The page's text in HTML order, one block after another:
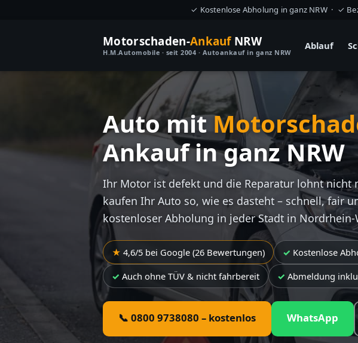
✓ Kostenlose Abholung in ganz NRW · ✓
Motorschaden-AnkaufNRW
H.M.Automobile · seit 2004 · Autoankauf in ganz NRW
Ablauf
Auto mit
Ankauf in ganz NRW
Ihr Motor ist defekt und die Reparatur lohnt nicht
kaufen Ihr Auto so, wie es dasteht – schnell, fair
kostenloser Abholung in jeder Stadt in Nordrhein-
4,6/5 bei Google (26 Bewertungen) Kostenlose
Auch ohne TÜV & nicht fahrbereit
Abmeldung
📞 0800 9738080 – kostenlos WhatsApp